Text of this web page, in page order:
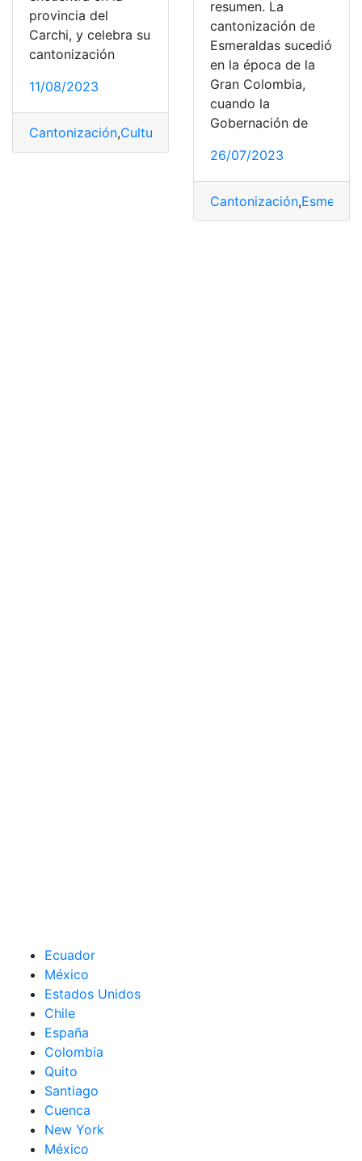
provincia del
Carchi, y celebra su
cantonización
11/08/2023
Cantonización,Cultura Independencia,Propiedad
resumen. La
cantonización de
Esmeraldas sucedió
en la época de la
Gran Colombia,
cuando la
Gobernación de
26/07/2023
Cantonización,
Ecuador
México
Estados Unidos
Chile
España
Colombia
Quito
Santiago
Cuenca
New York
México